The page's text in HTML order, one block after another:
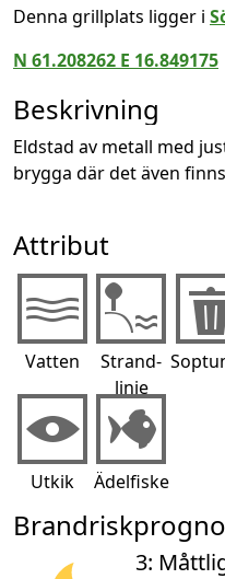
Denna grillplats ligger i
N 61.208262 E 16.849175
Beskrivning
Eldstad av metall med
brygga där det även
Attribut
Vatten
Strand-
linje
Utkik Ädelfiske
3: